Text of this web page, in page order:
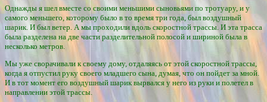
Однажды я шел вместе со своими меньшими сыновьями по тротуару, и у
самого меньшего, которому было в то время три года, был воздушный
шарик. И был ветер. А мы проходили вдоль скоростной трассы. И эта трасса
была разделена на две части разделительной полосой и шириной была в
несколько метров.
Мы уже сворачивали к своему дому, отдаляясь от этой скоростной трассы,
когда я отпустил руку своего младшего сына, думая, что он пойдет за мной.
И в тот момент его воздушный шарик вырвался у него из руки и полетел в
направлении этой трассы.